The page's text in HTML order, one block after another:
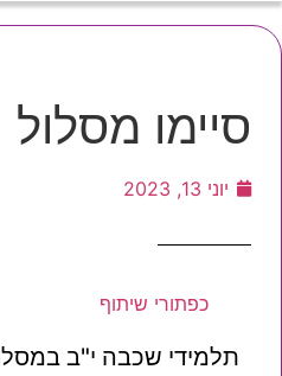
סיימו מסלול
יוני 13, 2023
כפתורי שיתוף
תלמידי שכבה י"ב